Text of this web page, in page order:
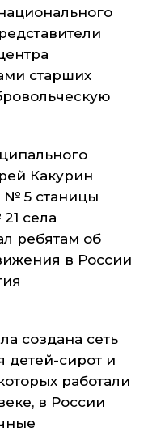
старших
Какурин
№ 5 станицы
села
ребятам об
в России
создана сеть
детей-сирот и
работали
в России